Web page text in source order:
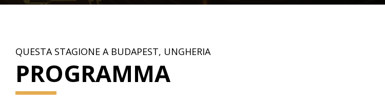
QUESTA STAGIONE A BUDAPEST, UNGHERIA
PROGRAMMA